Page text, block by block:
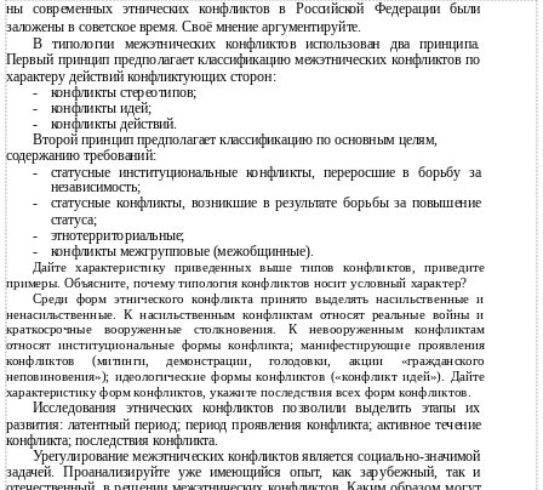
ны современных этнических конфликтов в Российской Федерации были
заложены в советское время. Своё мнение аргументируйте.
В типологии межэтнических конфликтов использован два принципа.
Первый принцип предполагает классификацию межэтнических конфликтов по
характеру действий конфликтующих сторон:
-
конфликты стереотипов;
-
конфликты идей;
-
конфликты действий.
Второй принцип предполагает классификацию по основным целям,
содержанию требований:
-
статусные институциональные конфликты, переросшие в борьбу за
независимость;
-
статусные конфликты, возникшие в результате борьбы за повышение
статуса;
-
этнотерриториальные;
-
конфликты межгрупповые (межобщинные).
Дайте характеристику приведенных выше типов конфликтов, приведите
примеры. Объясните, почему типология конфликтов носит условный характер?
Среди форм этнического конфликта принято выделять насильственные и
ненасильственные. К насильственным конфликтам относят реальные войны и
краткосрочные вооруженные столкновения. К невооруженным конфликтам
относят институциональные формы конфликта; манифестирующие проявления
конфликтов (митинги, демонстрации, голодовки, акции «гражданского
неповиновения»); идеологические формы конфликтов («конфликт идей»). Дайте
характеристику форм конфликтов, укажите последствия всех форм конфликтов.
Исследования этнических конфликтов позволили выделить этапы их
развития: латентный период; период проявления конфликта; активное течение
конфликта; последствия конфликта.
Урегулирование межэтнических конфликтов является социально-значимой
задачей. Проанализируйте уже имеющийся опыт, как зарубежный, так и